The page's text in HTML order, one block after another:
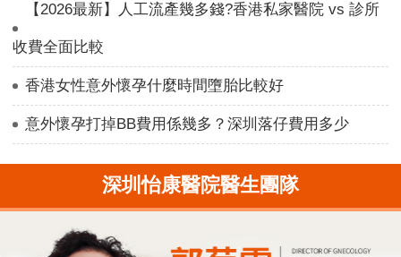
【2026最新】人工流產幾多錢?香港私家醫院 vs 診所
收費全面比較
香港女性意外懷孕什麼時間墮胎比較好
意外懷孕打掉BB費用係幾多？深圳落仔費用多少
深圳怡康醫院醫生團隊